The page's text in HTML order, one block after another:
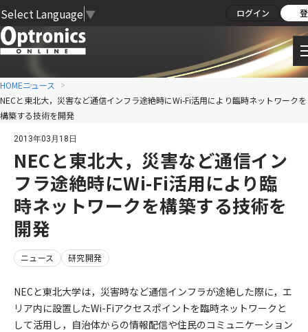
Select Language ▼ ログイン
HOMEニュース
NECと東北大，災害など通信インフラ途絶時にWi-Fi活用により臨時ネットワークを
構築する技術を開発
2013年03月18日
NECと東北大，災害など通信イン
フラ途絶時にWi-Fi活用により臨
時ネットワークを構築する技術を
開発
ニュース 研究開発
NECと東北大学は，災害時など通信インフラが途絶した際に，エ
リア内に設置したWi-Fiアクセスポイントを臨時ネットワークと
して活用し，自治体からの情報配信や住民のコミュニケーション